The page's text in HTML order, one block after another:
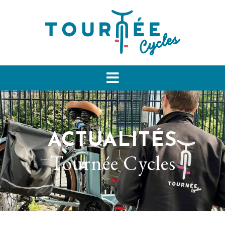
ACTUALITÉS
Tournée Cycles